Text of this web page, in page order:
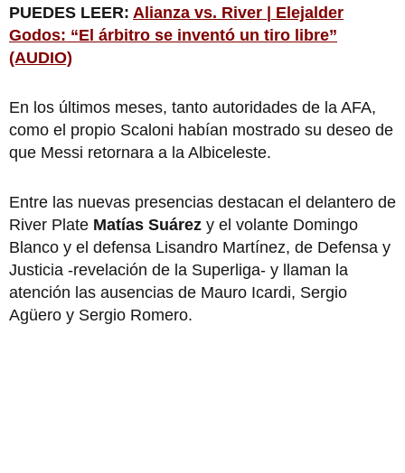
PUEDES LEER: Alianza vs. River | Elejalder
Godos: “El árbitro se inventó un tiro libre”
(AUDIO)
En los últimos meses, tanto autoridades de la AFA,
como el propio Scaloni habían mostrado su deseo de
que Messi retornara a la Albiceleste.
Entre las nuevas presencias destacan el delantero de
River Plate Matías Suárez y el volante Domingo
Blanco y el defensa Lisandro Martínez, de Defensa y
Justicia -revelación de la Superliga- y llaman la
atención las ausencias de Mauro Icardi, Sergio
Agüero y Sergio Romero.